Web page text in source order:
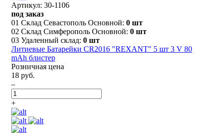
Артикул: 30-1106
под заказ
01 Склад Севастополь Основной: 0 шт
02 Склад Симферополь Основной: 0 шт
03 Удаленный склад: 0 шт
Литиевые Батарейки CR2016 "REXANT" 5 шт 3 V 80
mAh блистер
Розничная цена
18 руб.
–
+